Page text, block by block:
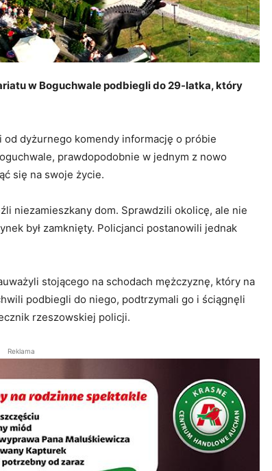
w Boguchwale podbiegli do 29-latka, który
dyżurnego komendy informację o próbie
prawdopodobnie w jednym z nowo
się na swoje życie.
niezamieszkany dom. Sprawdzili okolicę, ale nie
był zamknięty. Policjanci postanowili jednak
stojącego na schodach mężczyznę, który na
podbiegli do niego, podtrzymali go i ściągnęli
rzeszowskiej policji.
Reklama